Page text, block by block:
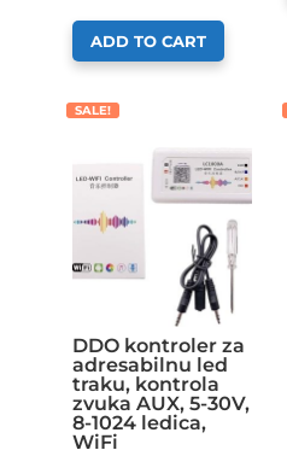
ADD TO CART
SALE!
DDO kontroler za
adresabilnu led
traku, kontrola
zvuka AUX, 5-30V,
8-1024 ledica,
WiFi